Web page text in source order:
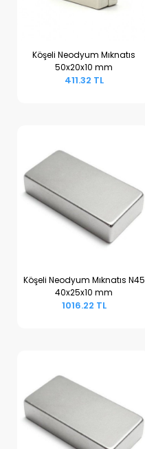
Sepete Ekle
Köşeli Neodyum Mıknatıs
50x20x10 mm
411.32 TL
Sepete Ekle
Köşeli Neodyum Mıknatıs N45
40x25x10 mm
1016.22 TL